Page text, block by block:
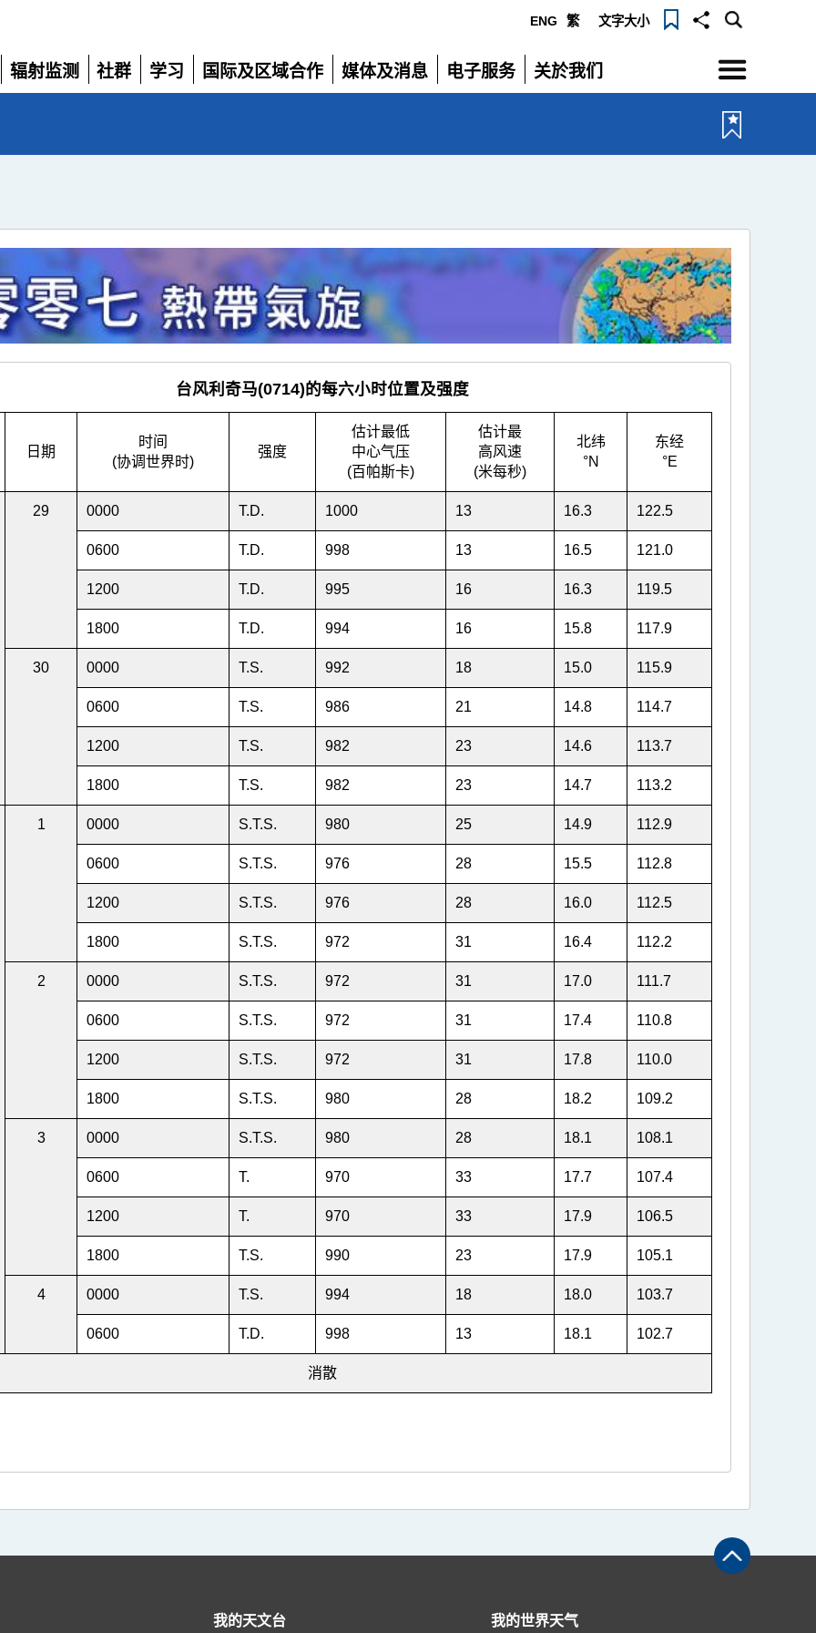
ENG 繁 文字大小
辐射监测
展
社群
展
学习
展
国际及区域合作
展
媒体及消息
展
电子服务
展
关於我们
展
选
单
台风利奇马(0714)的每六小时位置及强度
日期
时间
(协调世界时)
强度
估计最低
中心气压
(百帕斯卡)
估计最
高风速
(米每秒)
北纬
°N
东经
°E
29 0000 T.D. 1000 13 16.3 122.5
0600 T.D. 998 13 16.5 121.0
1200 T.D. 995 16 16.3 119.5
1800 T.D. 994 16 15.8 117.9
30 0000 T.S. 992 18 15.0 115.9
0600 T.S. 986 21 14.8 114.7
1200 T.S. 982 23 14.6 113.7
1800 T.S. 982 23 14.7 113.2
1 0000 S.T.S. 980 25 14.9 112.9
0600 S.T.S. 976 28 15.5 112.8
1200 S.T.S. 976 28 16.0 112.5
1800 S.T.S. 972 31 16.4 112.2
2 0000 S.T.S. 972 31 17.0 111.7
0600 S.T.S. 972 31 17.4 110.8
1200 S.T.S. 972 31 17.8 110.0
1800 S.T.S. 980 28 18.2 109.2
3 0000 S.T.S. 980 28 18.1 108.1
0600 T. 970 33 17.7 107.4
1200 T. 970 33 17.9 106.5
1800 T.S. 990 23 17.9 105.1
4 0000 T.S. 994 18 18.0 103.7
0600 T.D. 998 13 18.1 102.7
消散
我的天文台 我的世界天气